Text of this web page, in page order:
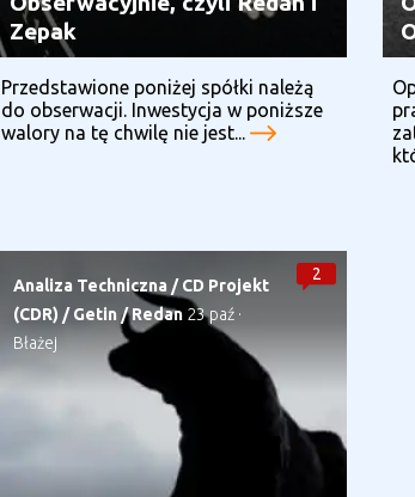
Zepak
Przedstawione poniżej spółki należą
do obserwacji. Inwestycja w poniższe
walory na tę chwilę nie jest...
2
Analiza Techniczna/CD Projekt
(CDR) /Getin/Redan 23 paź ·
Błażej